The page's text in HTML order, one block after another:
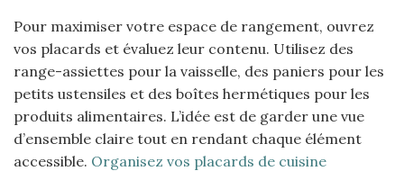
Pour maximiser votre espace de rangement, ouvrez
vos placards et évaluez leur contenu. Utilisez des
range-assiettes pour la vaisselle, des paniers pour les
petits ustensiles et des boîtes hermétiques pour les
produits alimentaires. L’idée est de garder une vue
d’ensemble claire tout en rendant chaque élément
accessible. Organisez vos placards de cuisine